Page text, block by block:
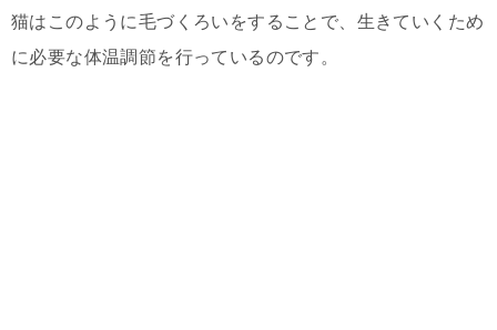
猫はこのように毛づくろいをすることで、生きていくため
に必要な体温調節を行っているのです。